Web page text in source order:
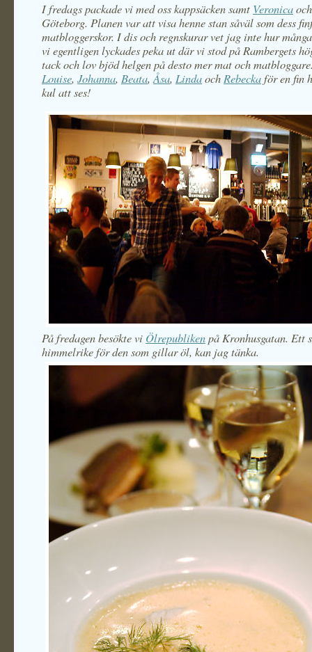
I fredags packade vi med oss kappsäcken samt Veronica
Göteborg. Planen var att visa henne stan såväl som dess
matbloggerskor. I dis och regnskurar vet jag inte hur
vi egentligen lyckades peka ut där vi stod på Rambergets
tack och lov bjöd helgen på desto mer mat och
Louise, Johanna, Beata, Åsa, Lindaoch Rebeckaför en fin
kul att ses!
På fredagen besökte vi Ölrepublikenpå Kronhusgatan. Ett
himmelrike för den som gillar öl, kan jag tänka.